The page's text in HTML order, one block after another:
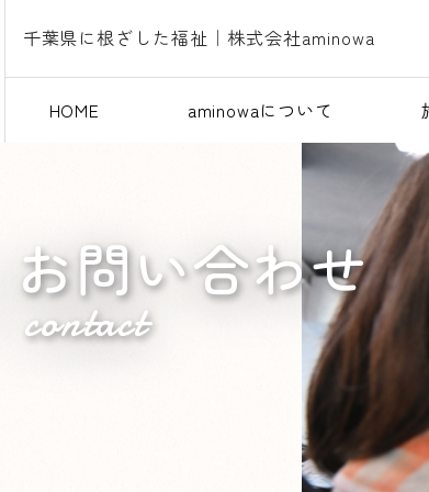
HOME aminowaについて
お問い合わせ